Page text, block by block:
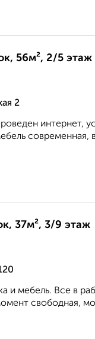
56м², 2/5 этаж
2
интернет,
37м², 3/9 этаж
и мебель. Все в
свободная,